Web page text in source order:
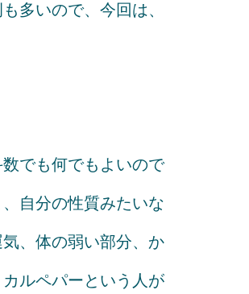
多いので、今回は、
でも何でもよいので
自分の性質みたいな
、体の弱い部分、か
ルペパーという人が